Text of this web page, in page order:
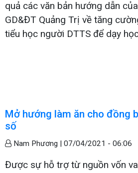
quả các văn bản hướng dẫn
GD&ĐT Quảng Trị về tăng
tiểu học người DTTS để dạy
Mở hướng làm ăn cho đồng
số
Nam Phương | 07/04/2021 - 06:06
Được sự hỗ trợ từ nguồn vốn